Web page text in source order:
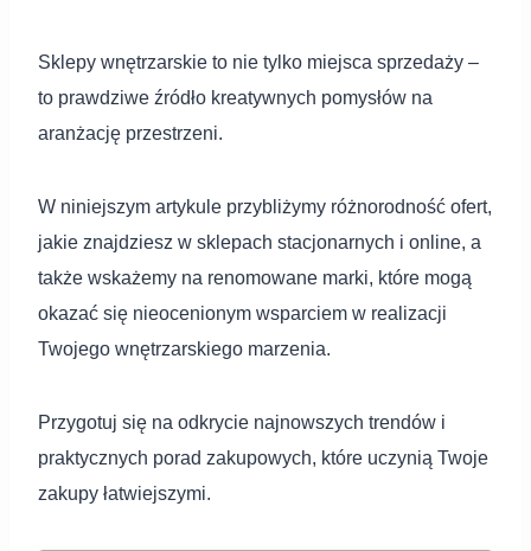
Sklepy wnętrzarskie to nie tylko miejsca sprzedaży –
to prawdziwe źródło kreatywnych pomysłów na
aranżację przestrzeni.
W niniejszym artykule przybliżymy różnorodność ofert,
jakie znajdziesz w sklepach stacjonarnych i online, a
także wskażemy na renomowane marki, które mogą
okazać się nieocenionym wsparciem w realizacji
Twojego wnętrzarskiego marzenia.
Przygotuj się na odkrycie najnowszych trendów i
praktycznych porad zakupowych, które uczynią Twoje
zakupy łatwiejszymi.